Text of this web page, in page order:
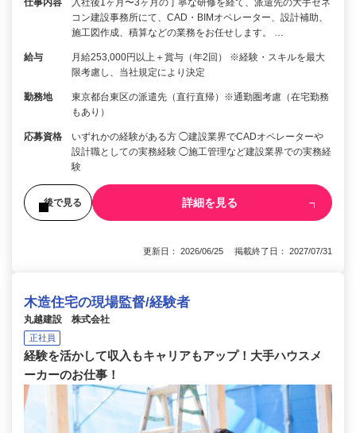
コン建設事務所にて、CAD・BIMオペレーター、設計補助、
施工図作成、積算などの業務をお任せします。 …
給与
月給253,000円以上＋賞与（年2回） ※経験・スキルを最大
限考慮し、当社規定により決定
勤務地
東京都台東区の派遣先（直行直帰）※通勤圏考慮（在宅勤務
もあり）
応募資格
いずれかの経験がある方 ◯建設業界でCADオペレーターや
設計職としての実務経験 ◯施工管理など建設業界での実務経
験
後で見る 詳細を見る
更新日： 2026/06/25 掲載終了日： 2027/07/31
木造住宅の現場監督/経験者
丸越建設 株式会社
正社員
経験を活かして収入もキャリアもアップ！大手ハウスメ
ーカーのお仕事！